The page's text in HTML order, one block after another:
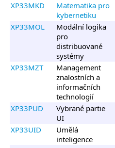
XP33MKD
Matematika pro
kybernetiku
XP33MOL
Modální logika
pro
distribuované
systémy
XP33MZT
Management
znalostních a
informačních
technologií
XP33PUD
Vybrané partie
UI
XP33UID
Umělá
inteligence